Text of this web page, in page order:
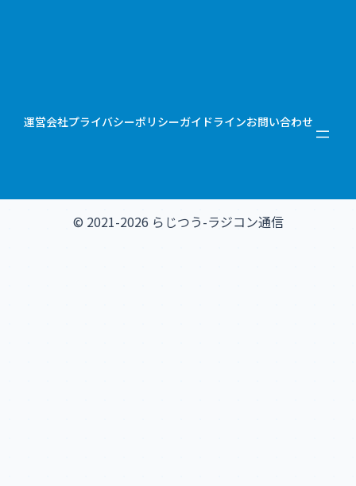
運営会社プライバシーポリシーガイドラインお問い合わせ
© 2021-2026 らじつう-ラジコン通信